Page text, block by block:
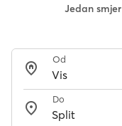
Jedan smjer
Od
Do